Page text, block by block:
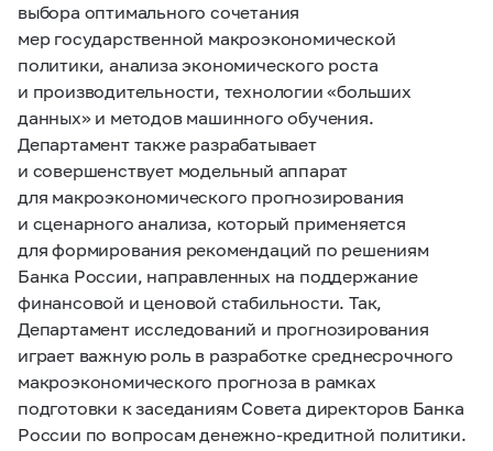
выбора оптимального сочетания
мер государственной макроэкономической
политики, анализа экономического роста
и производительности, технологии «больших
данных» и методов машинного обучения.
Департамент также разрабатывает
и совершенствует модельный аппарат
для макроэкономического прогнозирования
и сценарного анализа, который применяется
для формирования рекомендаций по решениям
Банка России, направленных на поддержание
финансовой и ценовой стабильности. Так,
Департамент исследований и прогнозирования
играет важную роль в разработке среднесрочного
макроэкономического прогноза в рамках
подготовки к заседаниям Совета директоров Банка
России по вопросам денежно-кредитной политики.